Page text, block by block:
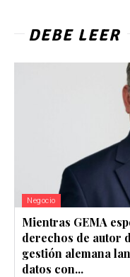
DEBE LEER
Negocio
Mientras GEMA
derechos de autor
gestión alemana
datos con...